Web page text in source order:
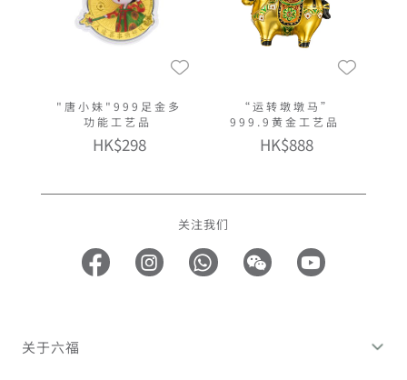
"唐小妹"999足金多
功能工艺品
HK$298
“运转墩墩马”
999.9黄金工艺品
HK$888
关注我们
关于六福